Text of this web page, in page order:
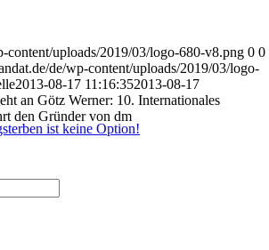
ist keine Option!
content/uploads/2019/03/logo-680-v8.png 0 0
de/wp-content/uploads/2019/03/logo-
2013-08-17 11:16:352013-08-17
an Götz Werner: 10. Internationales
den Gründer von dm